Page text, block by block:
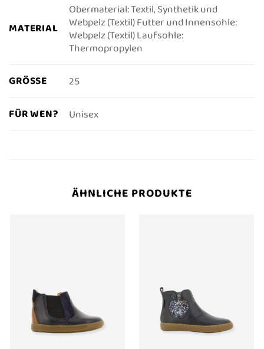
MATERIAL
Obermaterial: Textil, Synthetik und
Webpelz (Textil) Futter und Innensohle:
Webpelz (Textil) Laufsohle:
Thermopropylen
GRÖSSE 25
FÜR WEN? Unisex
ÄHNLICHE PRODUKTE